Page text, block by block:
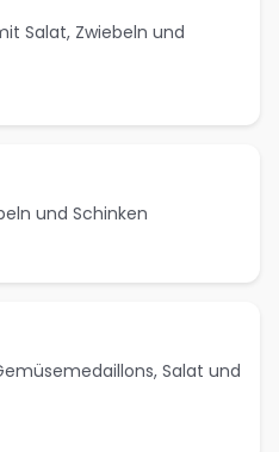
Salat, Zwiebeln und
und Schinken
Salat und